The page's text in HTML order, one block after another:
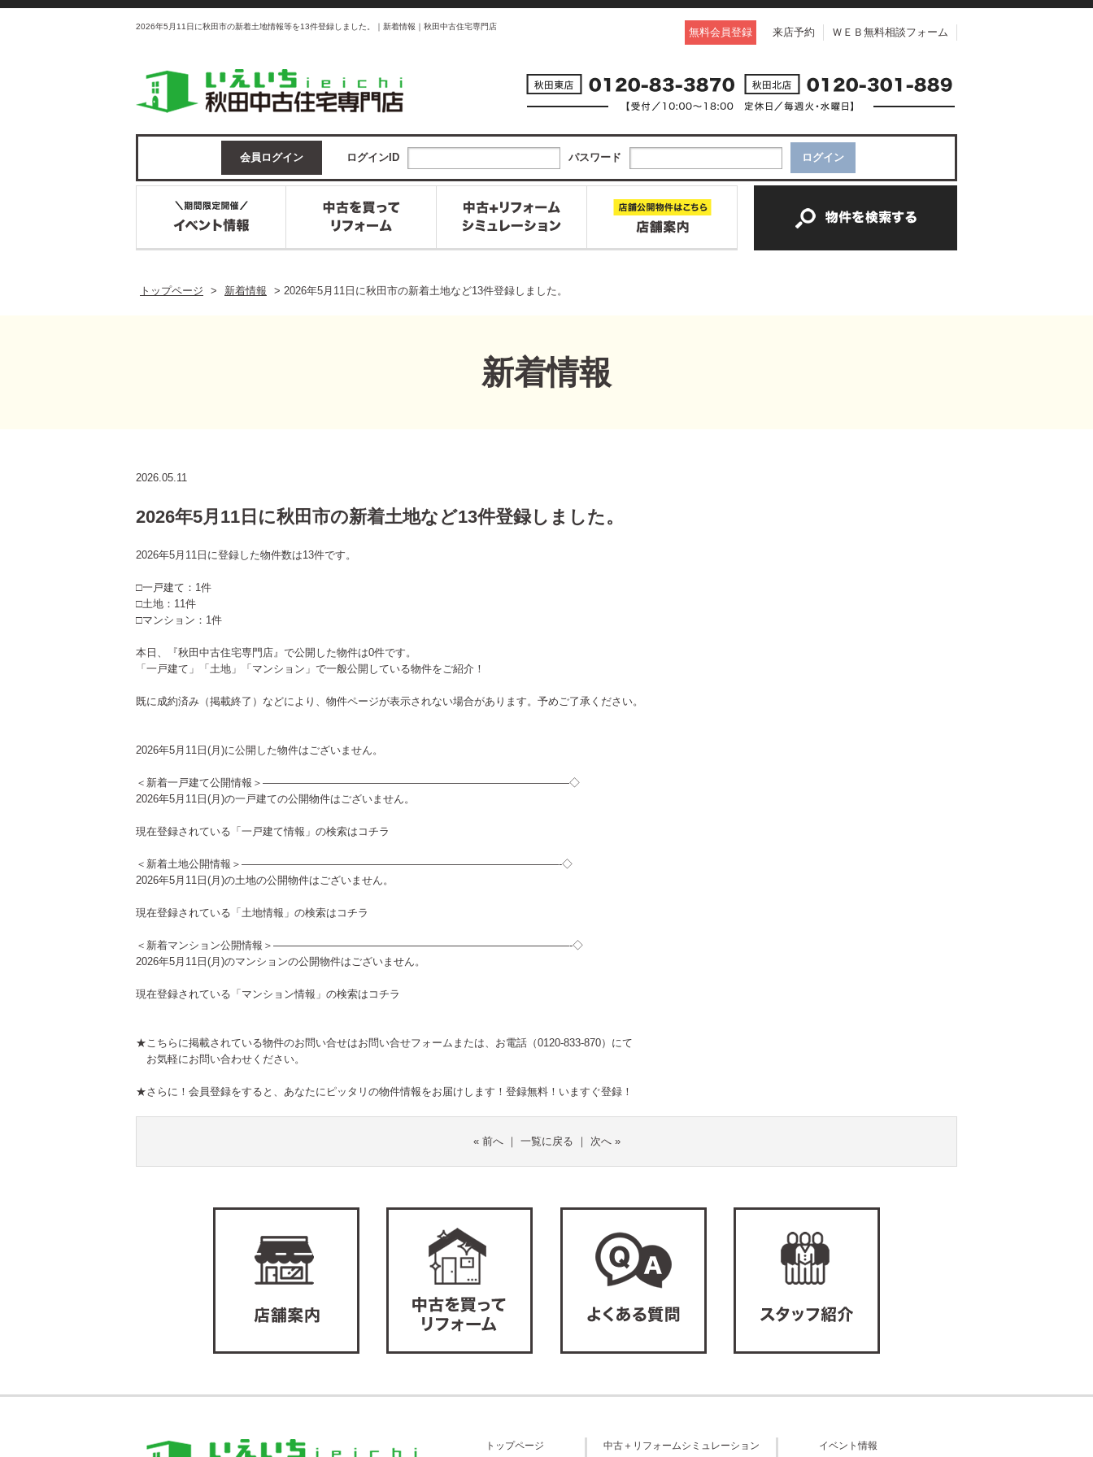
2026年5月11日に秋田市の新着土地情報等を13件登録しました。｜新着情報｜秋田中古住宅専門店 無料会員登録 来店予約 ＷＥＢ無料相談フォーム
会員ログイン ログインID パスワード
トップページ
> 新着情報 > 2026年5月11日に秋田市の新着土地など13件登録しました。
新着情報
2026.05.11
2026年5月11日に秋田市の新着土地など13件登録しました。
2026年5月11日に登録した物件数は13件です。
□一戸建て：1件
□土地：11件
□マンション：1件
本日、『秋田中古住宅専門店』で公開した物件は0件です。
「一戸建て」「土地」「マンション」で一般公開している物件をご紹介！
既に成約済み（掲載終了）などにより、物件ページが表示されない場合があります。予めご了承ください。
2026年5月11日(月)に公開した物件はございません。
＜新着一戸建て公開情報＞—————————————————————————————◇
2026年5月11日(月)の一戸建ての公開物件はございません。
現在登録されている「一戸建て情報」の検索は コチラ
＜新着土地公開情報＞——————————————————————————————-◇
2026年5月11日(月)の土地の公開物件はございません。
現在登録されている「土地情報」の検索は コチラ
＜新着マンション公開情報＞————————————————————————————-◇
2026年5月11日(月)のマンションの公開物件はございません。
現在登録されている「マンション情報」の検索は コチラ
★こちらに掲載されている物件のお問い合せはお問い合せフォーム または、お電話（0120-833-870）にて
お気軽にお問い合わせください。
★さらに！会員登録をすると、あなたにピッタリの物件情報をお届けします！登録無料！ いますぐ登録！
« 前へ｜ 一覧に戻る ｜ 次へ»
トップページ 中古＋リフォームシミュレーション イベント情報